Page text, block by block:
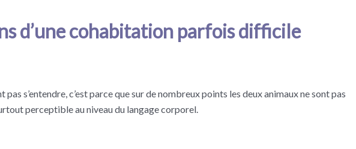
d’une cohabitation parfois difficile
pas s’entendre, c’est parce que sur de nombreux points les deux animaux ne sont pas
perceptible au niveau du langage corporel.